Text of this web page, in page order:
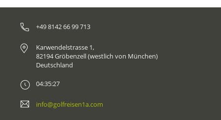
+49 8142 66 99 713
Karwendelstrasse 1,
82194 Gröbenzell (westlich von München)
Deutschland
04:35:27
info@golfreisen1a.com